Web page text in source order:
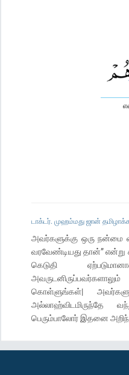
டாக்டர். முஹம்மது ஜான்
அவர்களுக்கு ஒரு நன்மை
வரவேண்டியது தான்”
கெடுதி
கொள்ளுங்கள்|
அல்லாஹ்விடமிருந்தே
பெரும்பாலோர் இதனை